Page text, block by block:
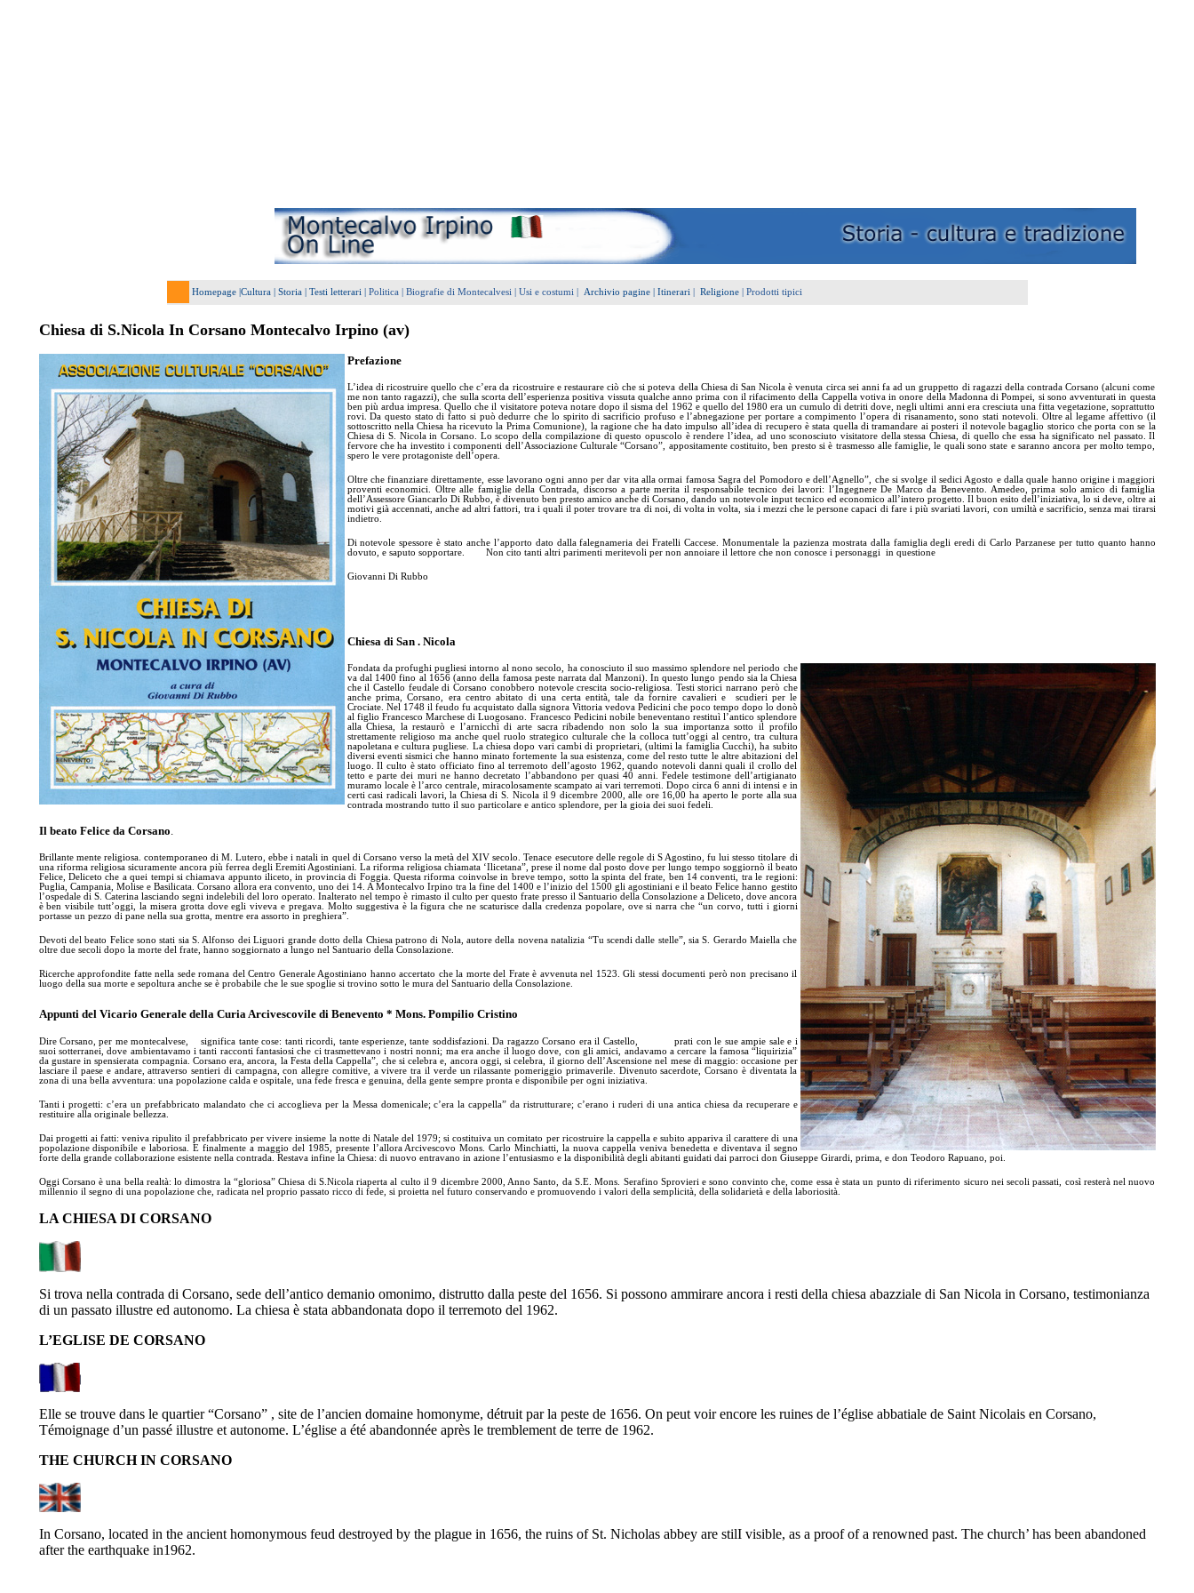
Homepage Cultura Storia Testi letterari Politica Biografie di Montecalvesi Usi e costumi Archivio pagine Itinerari Religione Prodotti tipici
Chiesa di S.Nicola In Corsano Montecalvo Irpino (av)
Prefazione
L’idea di ricostruire quello che c’era da ricostruire e restaurare ciò che si poteva della Chiesa di San Nicola è venuta circa sei anni fa ad un gruppetto di ragazzi della contrada Corsano (alcuni come
me non tanto ragazzi), che sulla scorta dell’esperienza positiva vissuta qualche anno prima con il rifacimento della Cappella votiva in onore della Madonna di Pompei, si sono avventurati in questa
ben più ardua impresa. Quello che il visitatore poteva notare dopo il sisma del 1962 e quello del 1980 era un cumulo di detriti dove, negli ultimi anni era cresciuta una fitta vegetazione, soprattutto
rovi. Da questo stato di fatto si può dedurre che lo spirito di sacrificio profuso e l’abnegazione per portare a compimento l’opera di risanamento, sono stati notevoli. Oltre al legame affettivo (il
sottoscritto nella Chiesa ha ricevuto la Prima Comunione), la ragione che ha dato impulso all’idea di recupero è stata quella di tramandare ai posteri il notevole bagaglio storico che porta con se la
Chiesa di S. Nicola in Corsano. Lo scopo della compilazione di questo opuscolo è rendere l’idea, ad uno sconosciuto visitatore della stessa Chiesa, di quello che essa ha significato nel passato. Il
fervore che ha investito i componenti dell’Associazione Culturale “Corsano”, appositamente costituito, ben presto si è trasmesso alle famiglie, le quali sono state e saranno ancora per molto tempo,
spero le vere protagoniste dell’opera.
Oltre che finanziare direttamente, esse lavorano ogni anno per dar vita alla ormai famosa Sagra del Pomodoro e dell’Agnello”, che si svolge il sedici Agosto e dalla quale hanno origine i maggiori
proventi economici. Oltre alle famiglie della Contrada, discorso a parte merita il responsabile tecnico dei lavori: l’Ingegnere De Marco da Benevento. Amedeo, prima solo amico di famiglia
dell’Assessore Giancarlo Di Rubbo, è divenuto ben presto amico anche di Corsano, dando un notevole input tecnico ed economico all’intero progetto. Il buon esito dell’iniziativa, lo si deve, oltre ai
motivi già accennati, anche ad altri fattori, tra i quali il poter trovare tra di noi, di volta in volta, sia i mezzi che le persone capaci di fare i più svariati lavori, con umiltà e sacrificio, senza mai tirarsi
indietro.
Di notevole spessore è stato anche l’apporto dato dalla falegnameria dei Fratelli Caccese. Monumentale la pazienza mostrata dalla famiglia degli eredi di Carlo Parzanese per tutto quanto hanno
dovuto, e saputo sopportare. Non cito tanti altri parimenti meritevoli per non annoiare il lettore che non conosce i personaggi in questione
Giovanni Di Rubbo
Chiesa di San . Nicola
Fondata da profughi pugliesi intorno al nono secolo, ha conosciuto il suo massimo splendore nel periodo che
va dal 1400 fino al 1656 (anno della famosa peste narrata dal Manzoni). In questo lungo pendo sia la Chiesa
che il Castello feudale di Corsano conobbero notevole crescita socio-religiosa. Testi storici narrano però che
anche prima, Corsano, era centro abitato di una certa entità, tale da fornire cavalieri e scudieri per le
Crociate. Nel 1748 il feudo fu acquistato dalla signora Vittoria vedova Pedicini che poco tempo dopo lo donò
al figlio Francesco Marchese di Luogosano. Francesco Pedicini nobile beneventano restituì l’antico splendore
alla Chiesa, la restaurò e l’arnicchì di arte sacra ribadendo non solo la sua importanza sotto il profilo
strettamente religioso ma anche quel ruolo strategico culturale che la colloca tutt’oggi al centro, tra cultura
napoletana e cultura pugliese. La chiesa dopo vari cambi di proprietari, (ultimi la famiglia Cucchi), ha subito
diversi eventi sismici che hanno minato fortemente la sua esistenza, come del resto tutte le altre abitazioni del
luogo. Il culto è stato officiato fino al terremoto dell’agosto 1962, quando notevoli danni quali il crollo del
tetto e parte dei muri ne hanno decretato l’abbandono per quasi 40 anni. Fedele testimone dell’artigianato
muramo locale è l’arco centrale, miracolosamente scampato ai vari terremoti. Dopo circa 6 anni di intensi e in
certi casi radicali lavori, la Chiesa di S. Nicola il 9 dicembre 2000, alle ore 16,00 ha aperto le porte alla sua
contrada mostrando tutto il suo particolare e antico splendore, per la gioia dei suoi fedeli.
Il beato Felice da Corsano.
Brillante mente religiosa. contemporaneo di M. Lutero, ebbe i natali in quel di Corsano verso la metà del XIV secolo. Tenace esecutore delle regole di S Agostino, fu lui stesso titolare di
una riforma religiosa sicuramente ancora più ferrea degli Eremiti Agostiniani. La riforma religiosa chiamata ‘Ilicetana”, prese il nome dal posto dove per lungo tempo soggiornò il beato
Felice, Deliceto che a quei tempi si chiamava appunto iliceto, in provincia di Foggia. Questa riforma coinvolse in breve tempo, sotto la spinta del frate, ben 14 conventi, tra le regioni:
Puglia, Campania, Molise e Basilicata. Corsano allora era convento, uno dei 14. A Montecalvo Irpino tra la fine del 1400 e l’inizio del 1500 gli agostiniani e il beato Felice hanno gestito
l’ospedale di S. Caterina lasciando segni indelebili del loro operato. Inalterato nel tempo è rimasto il culto per questo frate presso il Santuario della Consolazione a Deliceto, dove ancora
è ben visibile tutt’oggi, la misera grotta dove egli viveva e pregava. Molto suggestiva è la figura che ne scaturisce dalla credenza popolare, ove si narra che “un corvo, tutti i giorni
portasse un pezzo di pane nella sua grotta, mentre era assorto in preghiera”.
Devoti del beato Felice sono stati sia S. Alfonso dei Liguori grande dotto della Chiesa patrono di Nola, autore della novena natalizia “Tu scendi dalle stelle”, sia S. Gerardo Maiella che
oltre due secoli dopo la morte del frate, hanno soggiornato a lungo nel Santuario della Consolazione.
Ricerche approfondite fatte nella sede romana del Centro Generale Agostiniano hanno accertato che la morte del Frate è avvenuta nel 1523. Gli stessi documenti però non precisano il
luogo della sua morte e sepoltura anche se è probabile che le sue spoglie si trovino sotto le mura del Santuario della Consolazione.
Appunti del Vicario Generale della Curia Arcivescovile di Benevento * Mons. Pompilio Cristino
Dire Corsano, per me montecalvese, significa tante cose: tanti ricordi, tante esperienze, tante soddisfazioni. Da ragazzo Corsano era il Castello, prati con le sue ampie sale e i
suoi sotterranei, dove ambientavamo i tanti racconti fantasiosi che ci trasmettevano i nostri nonni; ma era anche il luogo dove, con gli amici, andavamo a cercare la famosa “liquirizia”
da gustare in spensierata compagnia. Corsano era, ancora, la Festa della Cappella”, che si celebra e, ancora oggi, si celebra, il giorno dell’Ascensione nel mese di maggio: occasione per
lasciare il paese e andare, attraverso sentieri di campagna, con allegre comitive, a vivere tra il verde un rilassante pomeriggio primaverile. Divenuto sacerdote, Corsano è diventata la
zona di una bella avventura: una popolazione calda e ospitale, una fede fresca e genuina, della gente sempre pronta e disponibile per ogni iniziativa.
Tanti i progetti: c’era un prefabbricato malandato che ci accoglieva per la Messa domenicale; c’era la cappella” da ristrutturare; c’erano i ruderi di una antica chiesa da recuperare e
restituire alla originale bellezza.
Dai progetti ai fatti: veniva ripulito il prefabbricato per vivere insieme la notte di Natale del 1979; si costituiva un comitato per ricostruire la cappella e subito appariva il carattere di una
popolazione disponibile e laboriosa. E finalmente a maggio del 1985, presente l’allora Arcivescovo Mons. Carlo Minchiatti, la nuova cappella veniva benedetta e diventava il segno
forte della grande collaborazione esistente nella contrada. Restava infine la Chiesa: di nuovo entravano in azione l’entusiasmo e la disponibilità degli abitanti guidati dai parroci don Giuseppe Girardi, prima, e don Teodoro Rapuano, poi.
Oggi Corsano è una bella realtà: lo dimostra la “gloriosa” Chiesa di S.Nicola riaperta al culto il 9 dicembre 2000, Anno Santo, da S.E. Mons. Serafino Sprovieri e sono convinto che, come essa è stata un punto di riferimento sicuro nei secoli passati, così resterà nel nuovo
millennio il segno di una popolazione che, radicata nel proprio passato ricco di fede, si proietta nel futuro conservando e promuovendo i valori della semplicità, della solidarietà e della laboriosità.
LA CHIESA DI CORSANO
Si trova nella contrada di Corsano, sede dell’antico demanio omonimo, distrutto dalla peste del 1656. Si possono ammirare ancora i resti della chiesa abazziale di San Nicola in Corsano, testimonianza
di un passato illustre ed autonomo. La chiesa è stata abbandonata dopo il terremoto del 1962.
L’EGLISE DE CORSANO
Elle se trouve dans le quartier “Corsano” , site de l’ancien domaine homonyme, détruit par la peste de 1656. On peut voir encore les ruines de l’église abbatiale de Saint Nicolais en Corsano,
Témoignage d’un passé illustre et autonome. L’église a été abandonnée après le tremblement de terre de 1962.
THE CHURCH IN CORSANO
In Corsano, located in the ancient homonymous feud destroyed by the plague in 1656, the ruins of St. Nicholas abbey are stilI visible, as a proof of a renowned past. The church’ has been abandoned
after the earthquake in1962.